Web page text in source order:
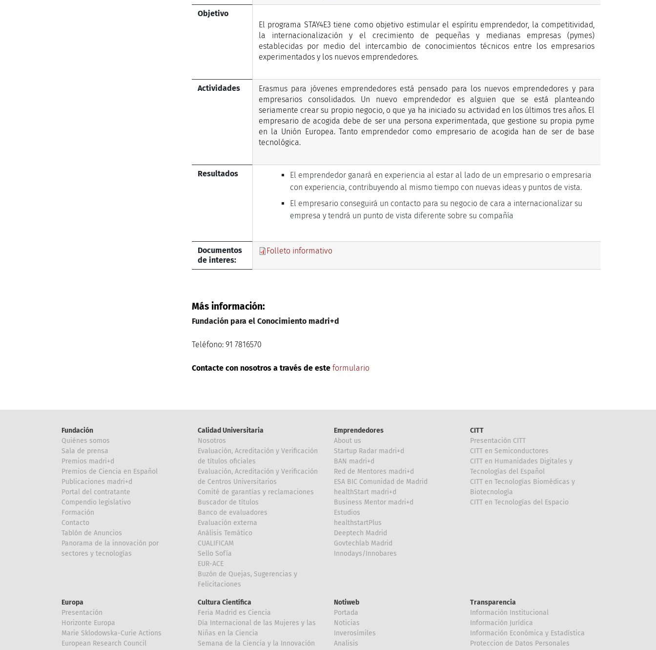
Objetivo
El programa STAY4E3 tiene como objetivo estimular el espíritu emprendedor, la competitividad,
la internacionalización y el crecimiento de pequeñas y medianas empresas (pymes)
establecidas por medio del intercambio de conocimientos técnicos entre los empresarios
experimentados y los nuevos emprendedores.
Actividades
Erasmus para jóvenes emprendedores está pensado para los nuevos emprendedores y para
empresarios consolidados. Un nuevo emprendedor es alguien que se está planteando
seriamente crear su propio negocio, o que ya ha iniciado su actividad en los últimos tres años. El
empresario de acogida debe de ser una persona experimentada, que gestione su propia pyme
en la Unión Europea. Tanto emprendedor como empresario de acogida han de ser de base
tecnológica.
Resultados
El emprendedor ganará en experiencia al estar al lado de un empresario o empresaria
con experiencia, contribuyendo al mismo tiempo con nuevas ideas y puntos de vista.
El empresario conseguirá un contacto para su negocio de cara a internacionalizar su
empresa y tendrá un punto de vista diferente sobre su compañía
Documentos
de interes:
Folleto informativo
Más información:
Fundación para el Conocimiento madri+d
Teléfono: 91 7816570
Contacte con nosotros a través de este formulario
Fundación
Quiénes somos
Sala de prensa
Premios madri+d
Premios de Ciencia en Español
Publicaciones madri+d
Portal del contratante
Compendio legislativo
Formación
Contacto
Tablón de Anuncios
Panorama de la innovación por
sectores y tecnologías
Calidad Universitaria
Nosotros
Evaluación, Acreditación y Verificación
de títulos oficiales
Evaluación, Acreditación y Verificación
de Centros Universitarios
Comité de garantías y reclamaciones
Buscador de títulos
Banco de evaluadores
Evaluación externa
Análisis Temático
CUALIFICAM
Sello Sofía
EUR-ACE
Buzón de Quejas, Sugerencias y
Felicitaciones
Emprendedores
About us
Startup Radar madri+d
BAN madri+d
Red de Mentores madri+d
ESA BIC Comunidad de Madrid
healthStart madri+d
Business Mentor madri+d
Estudios
healthstartPlus
Deeptech Madrid
Govtechlab Madrid
Innodays/Innobares
CITT
Presentación CITT
CITT en Semiconductores
CITT en Humanidades Digitales y
Tecnologías del Español
CITT en Tecnologías Biomédicas y
Biotecnología
CITT en Tecnologías del Espacio
Europa
Presentación
Horizonte Europa
Marie Sklodowska-Curie Actions
European Research Council
Cultura Científica
Feria Madrid es Ciencia
Día Internacional de las Mujeres y las
Niñas en la Ciencia
Semana de la Ciencia y la Innovación
Notiweb
Portada
Noticias
Inverosímiles
Analisis
Transparencia
Información Institucional
Información Jurídica
Información Económica y Estadística
Proteccion de Datos Personales